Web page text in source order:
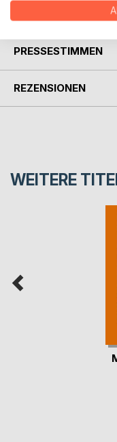
PRESSESTIMMEN
REZENSIONEN
WEITERE